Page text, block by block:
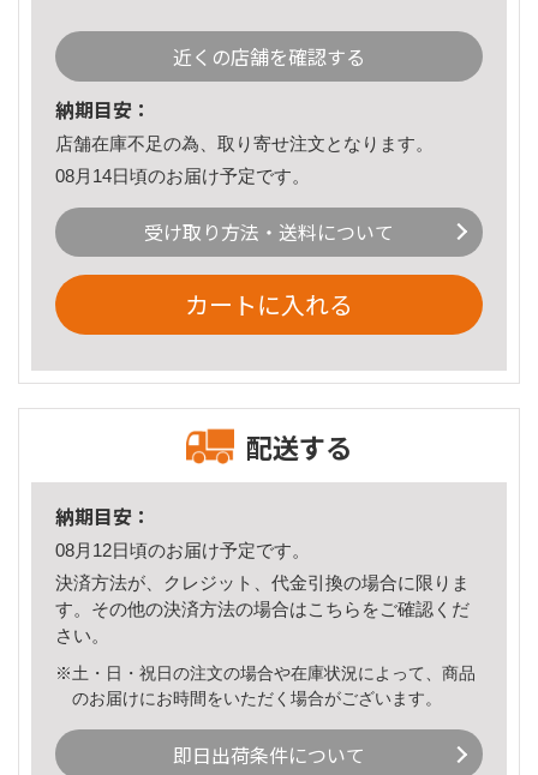
近くの店舗を確認する
納期目安：
店舗在庫不足の為、取り寄せ注文となります。
08月14日頃のお届け予定です。
受け取り方法・送料について
カートに入れる
配送する
納期目安：
08月12日頃のお届け予定です。
決済方法が、クレジット、代金引換の場合に限りま
す。その他の決済方法の場合はこちら をご確認くだ
さい。
※土・日・祝日の注文の場合や在庫状況によって、商品
のお届けにお時間をいただく場合がございます。
即日出荷条件について